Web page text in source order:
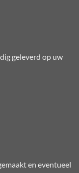
geleverd op uw
en eventueel